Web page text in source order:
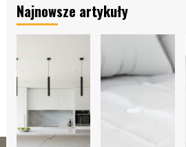
Najnowsze artykuły